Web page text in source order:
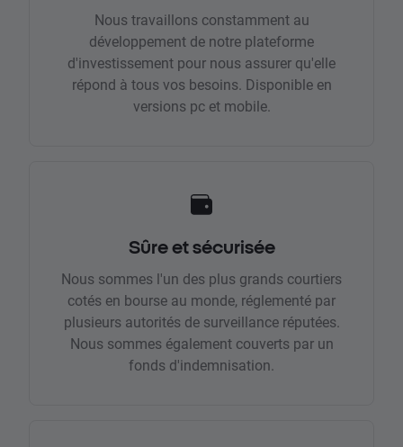
Nous travaillons constamment au
développement de notre plateforme
d'investissement pour nous assurer qu'elle
répond à tous vos besoins. Disponible en
versions pc et mobile.
Sûre et sécurisée
Nous sommes l'un des plus grands courtiers
cotés en bourse au monde, réglementé par
plusieurs autorités de surveillance réputées.
Nous sommes également couverts par un
fonds d'indemnisation.